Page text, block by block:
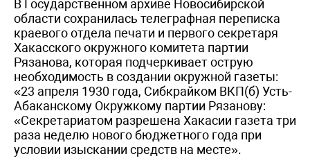
В Государственном архиве Новосибирской
области сохранилась телеграфная переписка
краевого отдела печати и первого секретаря
Хакасского окружного комитета партии
Рязанова, которая подчеркивает острую
необходимость в создании окружной газеты:
«23 апреля 1930 года, Сибкрайком ВКП(б) Усть-
Абаканскому Окружкому партии Рязанову:
«Секретариатом разрешена Хакасии газета три
раза неделю нового бюджетного года при
условии изыскании средств на месте».